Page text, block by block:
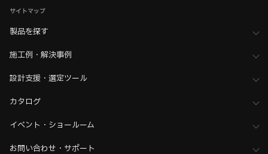
サイトマップ
製品を探す
施工例・解決事例
設計支援・選定ツール
カタログ
イベント・ショールーム
お問い合わせ・サポート